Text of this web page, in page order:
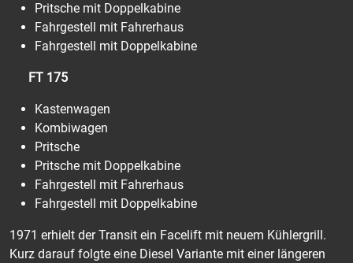
Pritsche mit Doppelkabine
Fahrgestell mit Fahrerhaus
Fahrgestell mit Doppelkabine
FT 175
Kastenwagen
Kombiwagen
Pritsche
Pritsche mit Doppelkabine
Fahrgestell mit Fahrerhaus
Fahrgestell mit Doppelkabine
1971 erhielt der Transit ein Facelift mit neuem Kühlergrill.
Kurz darauf folgte eine Diesel Variante mit einer längeren